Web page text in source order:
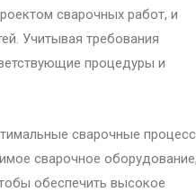
сварочных работ, и
Учитывая требования
процедуры и
сварочные
сварочное
обеспечить высокое